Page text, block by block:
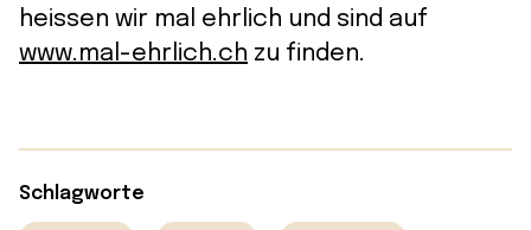
heissen wir mal ehrlich und sind auf
www.mal-ehrlich.ch zu finden.
Schlagworte